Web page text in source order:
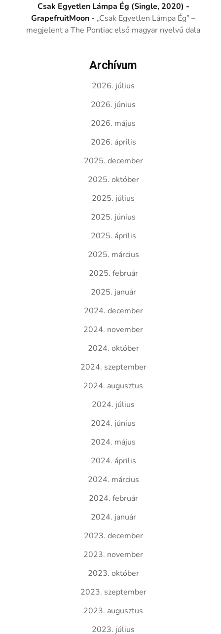
Csak Egyetlen Lámpa Ég (Single, 2020) -
GrapefruitMoon - „Csak Egyetlen Lámpa Ég” –
megjelent a The Pontiac első magyar nyelvű dala
Archívum
2026. július
2026. június
2026. május
2026. április
2025. december
2025. október
2025. július
2025. június
2025. április
2025. március
2025. február
2025. január
2024. december
2024. november
2024. október
2024. szeptember
2024. augusztus
2024. július
2024. június
2024. május
2024. április
2024. március
2024. február
2024. január
2023. december
2023. november
2023. október
2023. szeptember
2023. augusztus
2023. július